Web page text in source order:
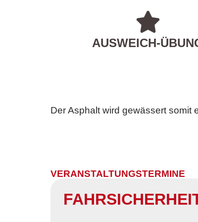
AUSWEICH-
Der Asphalt wird gewässert somit
VERANSTALTUNGSTERMINE